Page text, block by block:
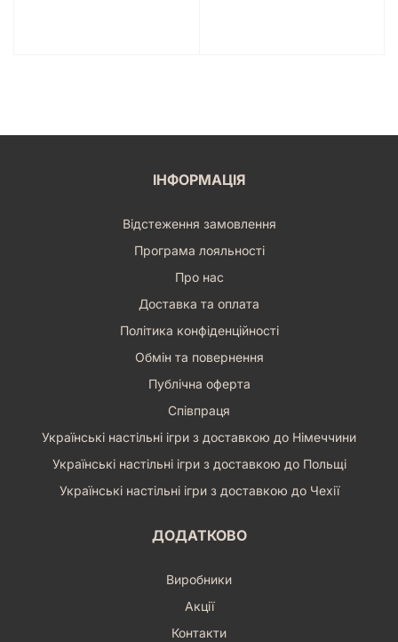
ІНФОРМАЦІЯ
Відстеження замовлення
Програма лояльності
Про нас
Доставка та оплата
Політика конфіденційності
Обмін та повернення
Публічна оферта
Співпраця
Українські настільні ігри з доставкою до Німеччини
Українські настільні ігри з доставкою до Польщі
Українські настільні ігри з доставкою до Чехії
ДОДАТКОВО
Виробники
Акції
Контакти